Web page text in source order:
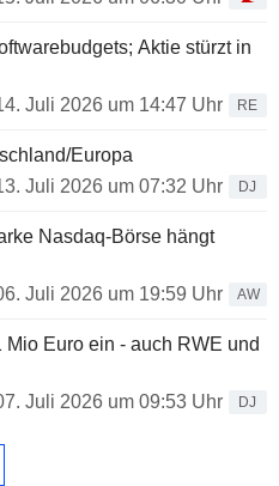
Aktie stürzt in
Juli 2026 um 14:47 Uhr
RE
Europa
Juli 2026 um 07:32 Uhr
DJ
Nasdaq-Börse hängt
Juli 2026 um 19:59 Uhr
AW
Euro ein - auch RWE und
Juli 2026 um 09:53 Uhr
DJ